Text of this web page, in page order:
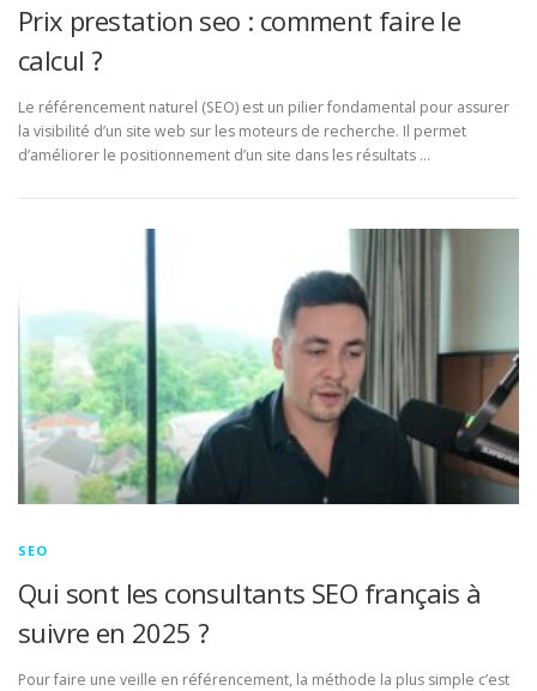
Prix prestation seo : comment faire le
calcul ?
Le référencement naturel (SEO) est un pilier fondamental pour assurer
la visibilité d’un site web sur les moteurs de recherche. Il permet
d’améliorer le positionnement d’un site dans les résultats …
SEO
Qui sont les consultants SEO français à
suivre en 2025 ?
Pour faire une veille en référencement, la méthode la plus simple c’est